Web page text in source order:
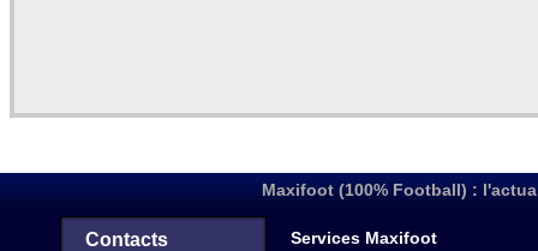
Maxifoot (100% Football) :
Contacts Services Maxifoot